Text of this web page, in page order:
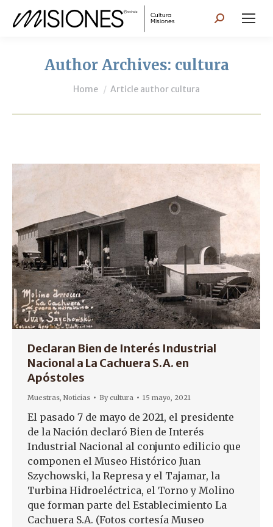
Search:
Author Archives: cultura
You are here:
Home Article author cultura
Declaran Bien de Interés Industrial
Nacional a La Cachuera S.A. en
Apóstoles
Muestras, Noticias Bycultura 15 mayo, 2021
El pasado 7 de mayo de 2021, el presidente
de la Nación declaró Bien de Interés
Industrial Nacional al conjunto edilicio que
componen el Museo Histórico Juan
Szychowski, la Represa y el Tajamar, la
Turbina Hidroeléctrica, el Torno y Molino
que forman parte del Establecimiento La
Cachuera S.A. (Fotos cortesía Museo